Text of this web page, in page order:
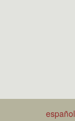
español